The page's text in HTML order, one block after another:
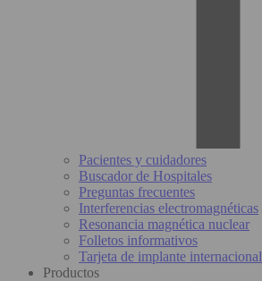
Pacientes y cuidadores
Buscador de Hospitales
Preguntas frecuentes
Interferencias electromagnéticas
Resonancia magnética nuclear
Folletos informativos
Tarjeta de implante internacional
Productos